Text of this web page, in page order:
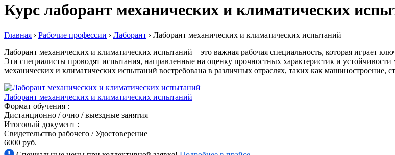
Курс лаборант механических и климатических
Главная › Рабочие профессии › Лаборант › Лаборант механических и климатических испытаний
Лаборант механических и климатических испытаний – это важная рабочая специальность, которая играет
Эти специалисты проводят испытания, направленные на оценку прочностных характеристик и
механических и климатических испытаний востребована в различных отраслях, таких как машиностроение,
Лаборант механических и климатических испытаний
Формат обучения :
Дистанционно / очно / выездные занятия
Итоговый документ :
Свидетельство рабочего / Удостоверение
6000 руб.